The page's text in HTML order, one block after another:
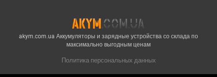
akym.com.ua Аккумуляторы и зарядные устройства со склада по
максимально выгодным ценам
Политика персональных данных